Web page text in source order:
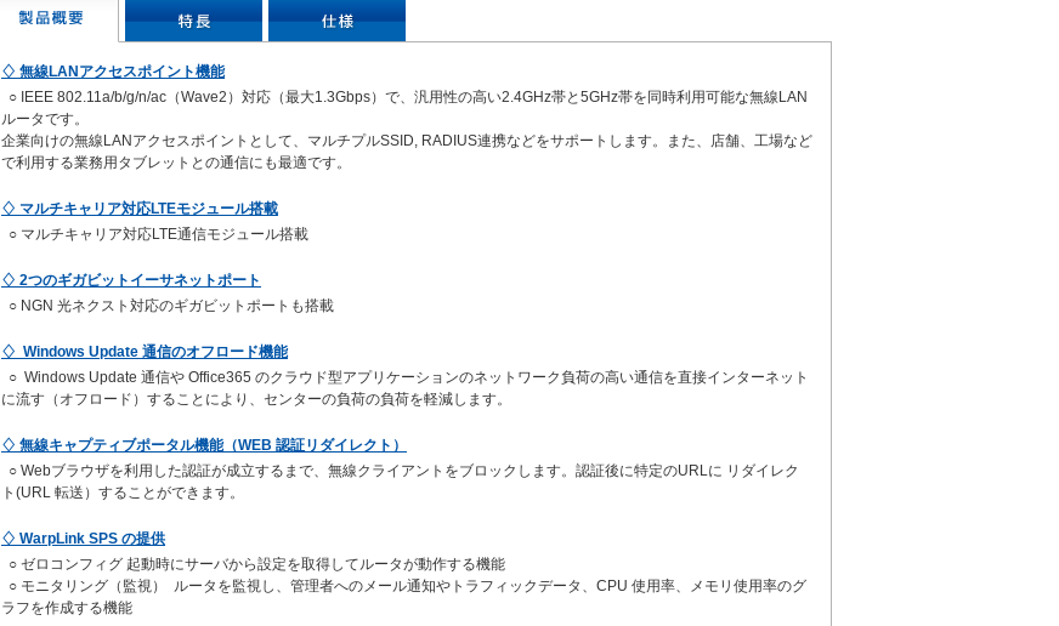
♢ 無線LANアクセスポイント機能
○ IEEE 802.11a/b/g/n/ac（Wave2）対応（最大1.3Gbps）で、汎用性の高い2.4GHz帯と5GHz帯を同時利用可能な無線LAN
ルータです。
企業向けの無線LANアクセスポイントとして、マルチプルSSID, RADIUS連携などをサポートします。また、店舗、工場など
で利用する業務用タブレットとの通信にも最適です。
♢ マルチキャリア対応LTEモジュール搭載
○ マルチキャリア対応LTE通信モジュール搭載
♢ 2つのギガビットイーサネットポート
○ NGN 光ネクスト対応のギガビットポートも搭載
♢ Windows Update 通信のオフロード機能
○ Windows Update 通信や Office365 のクラウド型アプリケーションのネットワーク負荷の高い通信を直接インターネット
に流す（オフロード）することにより、センターの負荷の負荷を軽減します。
♢ 無線キャプティブポータル機能（WEB 認証リダイレクト）
○ Webブラウザを利用した認証が成立するまで、無線クライアントをブロックします。認証後に特定のURLに リダイレク
ト(URL 転送）することができます。
♢ WarpLink SPS の提供
○ ゼロコンフィグ 起動時にサーバから設定を取得してルータが動作する機能
○ モニタリング（監視） ルータを監視し、管理者へのメール通知やトラフィックデータ、CPU 使用率、メモリ使用率のグ
ラフを作成する機能